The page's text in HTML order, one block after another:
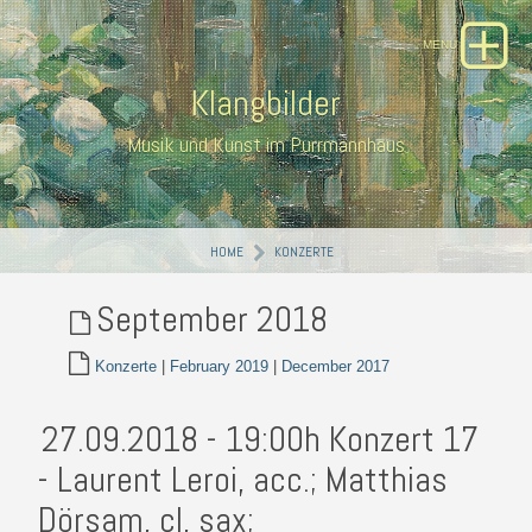
Klangbilder
Musik und Kunst im Purrmannhaus
HOME KONZERTE
September 2018
Konzerte February 2019 December 2017
27.09.2018 - 19:00h Konzert 17
- Laurent Leroi, acc.; Matthias
Dörsam, cl, sax;